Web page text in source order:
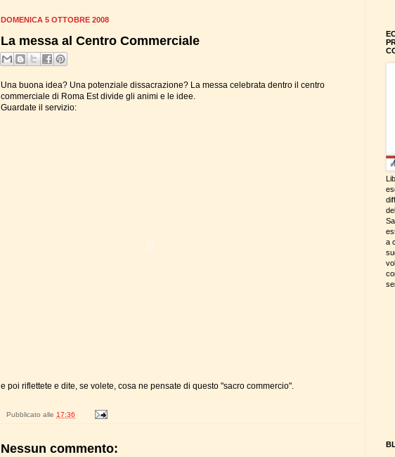
DOMENICA 5 OTTOBRE 2008
La messa al Centro Commerciale
Una buona idea? Una potenziale dissacrazione? La messa celebrata dentro il centro
commerciale di Roma Est divide gli animi e le idee.
Guardate il servizio:
e poi riflettete e dite, se volete, cosa ne pensate di questo "sacro commercio".
Pubblicato alle 17:36
Nessun commento:
a